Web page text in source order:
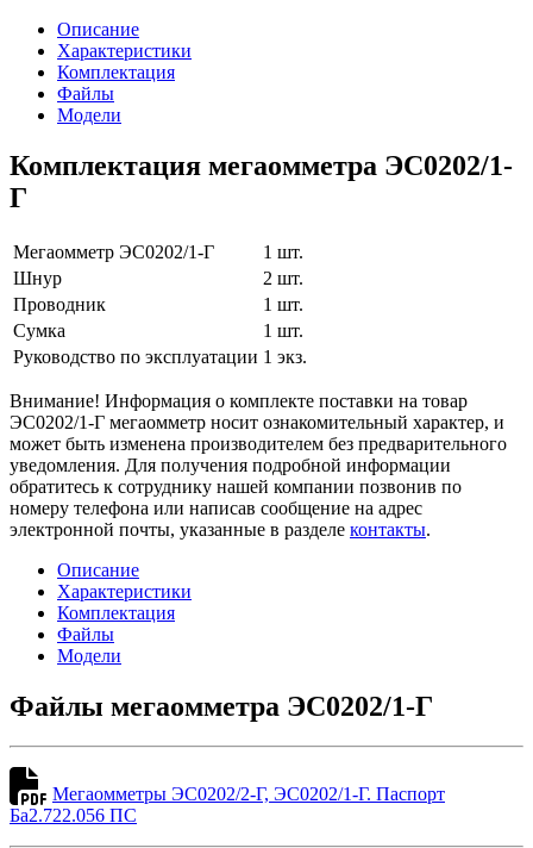
Описание
Характеристики
Комплектация
Файлы
Модели
Комплектация мегаомметра ЭС0202/1-
Г
Мегаомметр ЭС0202/1-Г
1 шт.
Шнур
2 шт.
Проводник
1 шт.
Сумка
1 шт.
Руководство по эксплуатации 1 экз.
Внимание! Информация о комплекте поставки на товар
ЭС0202/1-Г мегаомметр носит ознакомительный характер, и
может быть изменена производителем без предварительного
уведомления. Для получения подробной информации
обратитесь к сотруднику нашей компании позвонив по
номеру телефона или написав сообщение на адрес
электронной почты, указанные в разделе контакты.
Описание
Характеристики
Комплектация
Файлы
Модели
Файлы мегаомметра ЭС0202/1-Г
Мегаомметры ЭС0202/2-Г, ЭС0202/1-Г. Паспорт
Ба2.722.056 ПС